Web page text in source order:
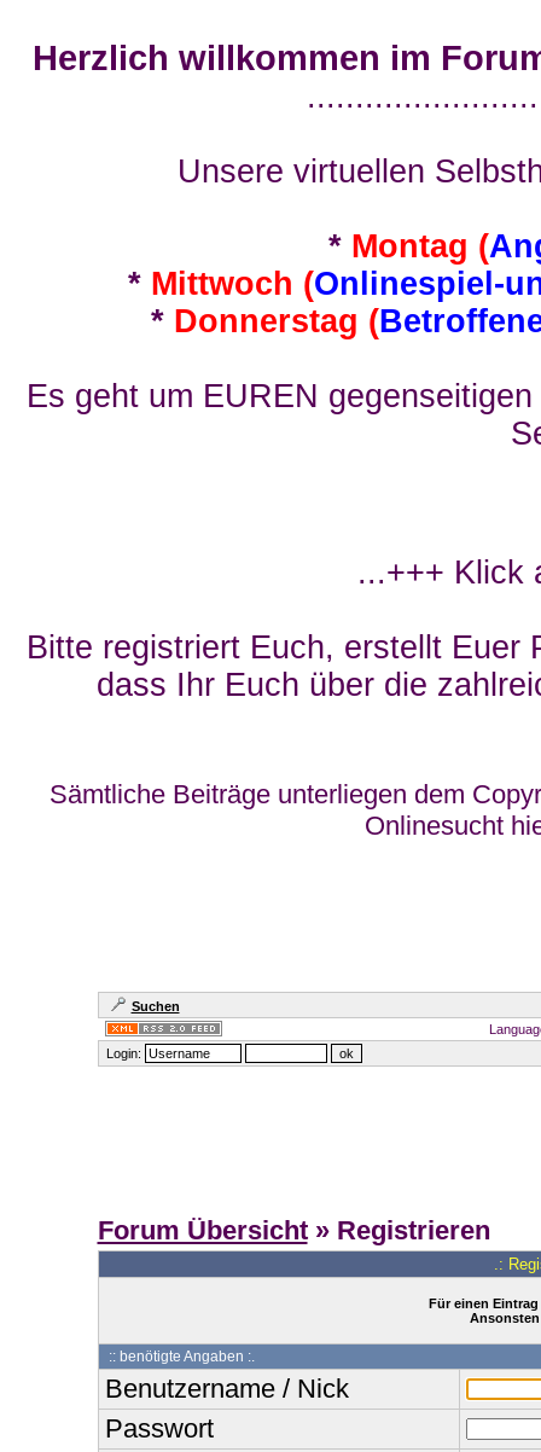
Herzlich willkommen im
Unsere virtuellen
* Montag (
* Mittwoch (Onlinespiel-
* Donnerstag (
Es geht um EUREN
...+++ Klick
Bitte registriert Euch, erstellt Euer
dass Ihr Euch über die
Sämtliche Beiträge unterliegen dem
Onlinesucht
Suchen
Login:
Forum Übersicht» Registrieren
.:
Für einen
:: benötigte Angaben :.
Benutzername / Nick
Passwort